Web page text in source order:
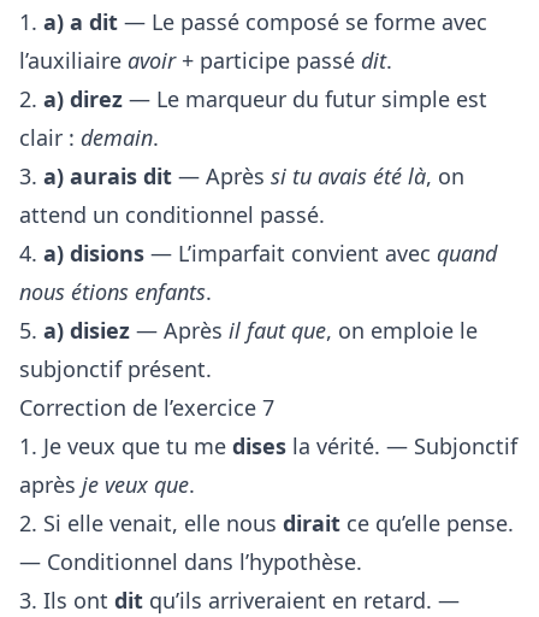
1. a) a dit — Le passé composé se forme avec
l’auxiliaire avoir+ participe passé dit.
2. a) direz — Le marqueur du futur simple est
clair : demain.
3. a) aurais dit — Après si tu avais été là, on
attend un conditionnel passé.
4. a) disions — L’imparfait convient avec quand
nous étions enfants.
5. a) disiez — Après il faut que, on emploie le
subjonctif présent.
Correction de l’exercice 7
1. Je veux que tu me dises la vérité. — Subjonctif
après je veux que.
2. Si elle venait, elle nous dirait ce qu’elle pense.
— Conditionnel dans l’hypothèse.
3. Ils ont dit qu’ils arriveraient en retard. —